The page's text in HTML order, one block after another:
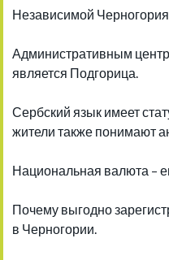
Независимой Черногория
Административным
является Подгорица.
Сербский язык имеет
жители также понимают
Национальная валюта –
Почему выгодно
в Черногории.